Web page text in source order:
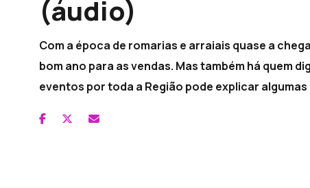
(áudio)
Com a época de romarias e arraiais quase a
bom ano para as vendas. Mas também há quem
eventos por toda a Região pode explicar